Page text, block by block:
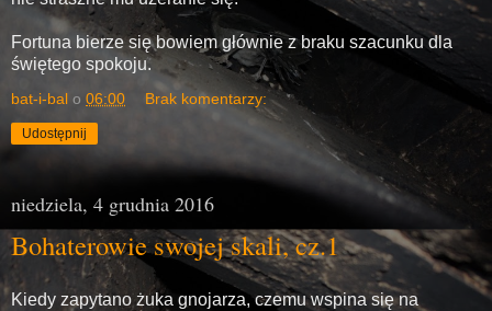
Fortuna bierze się bowiem głównie z braku szacunku dla
świętego spokoju.
bat-i-bal o 06:00 Brak komentarzy:
Udostępnij
niedziela, 4 grudnia 2016
Bohaterowie swojej skali, cz.1
Kiedy zapytano żuka gnojarza, czemu wspina się na